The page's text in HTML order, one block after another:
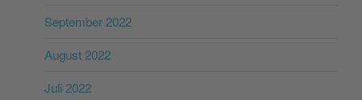
September 2022
August 2022
Juli 2022